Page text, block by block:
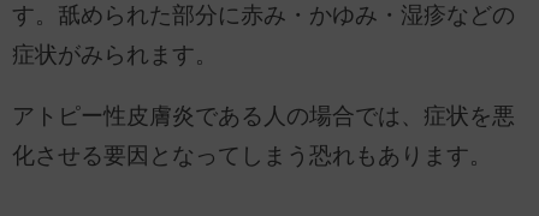
す。舐められた部分に赤み・かゆみ・湿疹などの
症状がみられます。
アトピー性皮膚炎である人の場合では、症状を悪
化させる要因となってしまう恐れもあります。